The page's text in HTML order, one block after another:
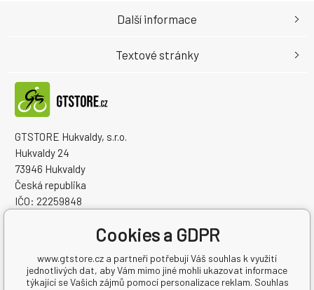
GTSTORE Hukvaldy, s.r.o.
Hukvaldy 24
73946 Hukvaldy
Česká republika
IČO: 22259848
Další informace
Textové stránky
Cookies a GDPR
www.gtstore.cz a partneři potřebují Váš souhlas k využití
jednotlivých dat, aby Vám mimo jiné mohli ukazovat informace
týkající se Vašich zájmů pomocí personalizace reklam. Souhlas